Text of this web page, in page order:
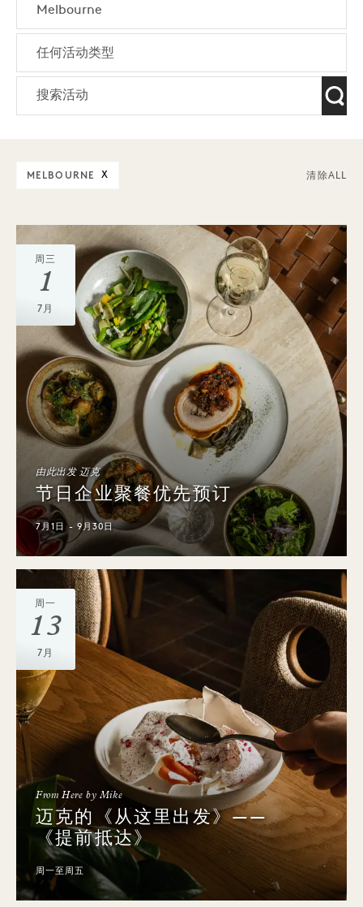
MELBOURNE X 清除ALL
周三
1
7月
由此出发 迈克
节日企业聚餐优先预订
7月1日 - 9月30日
周一
13
7月
From Here by Mike
迈克的《从这里出发》——
《提前抵达》
周一至周五